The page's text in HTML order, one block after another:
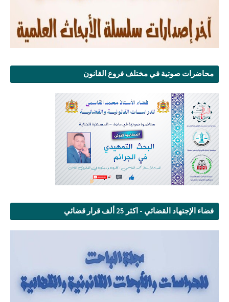
محاضرات صوتية في مختلف فروع القانون
فضاء الإجتهاد القضائي - اكثر 25 ألف قرار قضائي